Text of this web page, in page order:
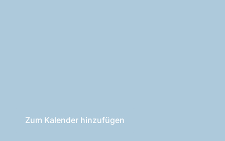
Zum Kalender hinzufügen